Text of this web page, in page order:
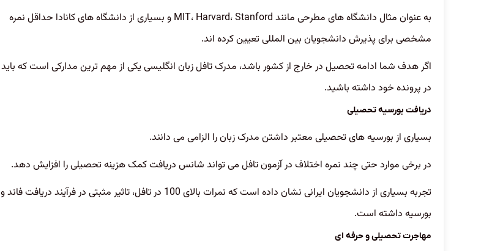
به عنوان مثال دانشگاه های مطرحی مانند MIT، Harvard، Stanford و بسیاری از دانشگاه های کانادا حداقل نمره
مشخصی برای پذیرش دانشجویان بین المللی تعیین کرده اند.
اگر هدف شما ادامه تحصیل در خارج از کشور باشد، مدرک تافل زبان انگلیسی یکی از مهم ترین مدارکی است که باید
در پرونده خود داشته باشید.
دریافت بورسیه تحصیلی
بسیاری از بورسیه های تحصیلی معتبر داشتن مدرک زبان را الزامی می دانند.
در برخی موارد حتی چند نمره اختلاف در آزمون تافل می تواند شانس دریافت کمک هزینه تحصیلی را افزایش دهد.
تجربه بسیاری از دانشجویان ایرانی نشان داده است که نمرات بالای 100 در تافل، تاثیر مثبتی در فرآیند دریافت فاند و
بورسیه داشته است.
مهاجرت تحصیلی و حرفه ای